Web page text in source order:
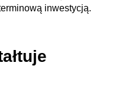
inwestycją.